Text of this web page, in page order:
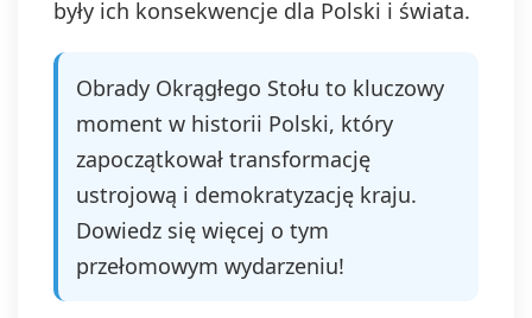
były ich konsekwencje dla Polski i świata.
Obrady Okrągłego Stołu to kluczowy
moment w historii Polski, który
zapoczątkował transformację
ustrojową i demokratyzację kraju.
Dowiedz się więcej o tym
przełomowym wydarzeniu!